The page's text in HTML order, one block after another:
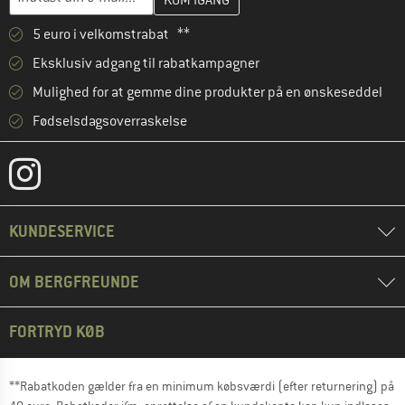
5 euro i velkomstrabat **
Eksklusiv adgang til rabatkampagner
Mulighed for at gemme dine produkter på en ønskeseddel
Fødselsdagsoverraskelse
KUNDESERVICE
OM BERGFREUNDE
FORTRYD KØB
**Rabatkoden gælder fra en minimum købsværdi (efter returnering) på